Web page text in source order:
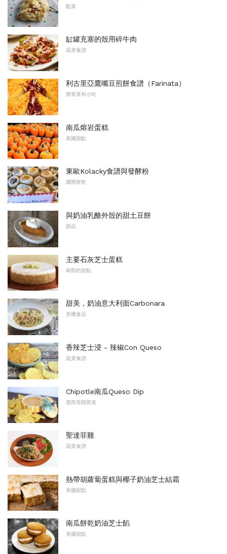
配菜
缸罐充塞的殼用碎牛肉
蔬菜食譜
利古里亞鷹嘴豆煎餅食譜（Farinata）
開胃菜和小吃
南瓜熔岩蛋糕
美國甜點
東歐Kolacky食譜與發酵粉
國際餅乾
與奶油乳酪外殼的甜土豆餅
甜品
主要石灰芝士蛋糕
南部的甜點
甜美，奶油意大利面Carbonara
美國食品
香辣芝士浸 - 辣椒Con Queso
蔬菜食譜
Chipotle南瓜Queso Dip
墨西哥開胃菜
聖達菲雞
蔬菜食譜
熱帶胡蘿蔔蛋糕與椰子奶油芝士結霜
美國甜點
南瓜餅乾奶油芝士餡
美國甜點